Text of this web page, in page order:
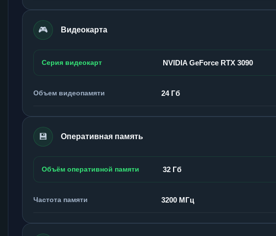
🎮 Видеокарта
Серия видеокарт NVIDIA GeForce RTX 3090
Объем видеопамяти 24 Гб
💾 Оперативная память
Объём оперативной памяти 32 Гб
Частота памяти 3200 МГц